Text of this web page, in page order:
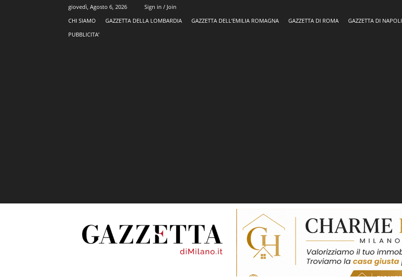
giovedì, Agosto 6, 2026
Sign in / Join
CHI SIAMO
GAZZETTA DELLA LOMBARDIA GAZZETTA DELL’EMILIA ROMAGNA GAZZETTA DI ROMA GAZZETTA DI NAPOLI
PUBBLICITA’